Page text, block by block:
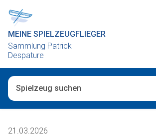
MEINE SPIELZEUGFLIEGER
Sammlung Patrick
Despature
21.03.2026